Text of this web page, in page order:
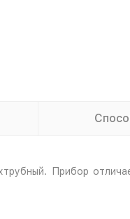
Прибор